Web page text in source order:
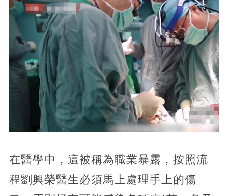
在醫學中，這被稱為職業暴露，按照流
程劉興榮醫生必須馬上處理手上的傷